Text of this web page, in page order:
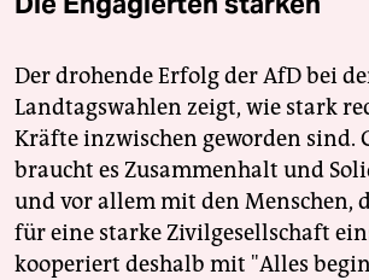
Der drohende Erfolg der AfD bei
Landtagswahlen zeigt, wie stark
Kräfte inzwischen geworden sind.
braucht es Zusammenhalt und
und vor allem mit den Menschen,
für eine starke Zivilgesellschaft
kooperiert deshalb mit "Alles